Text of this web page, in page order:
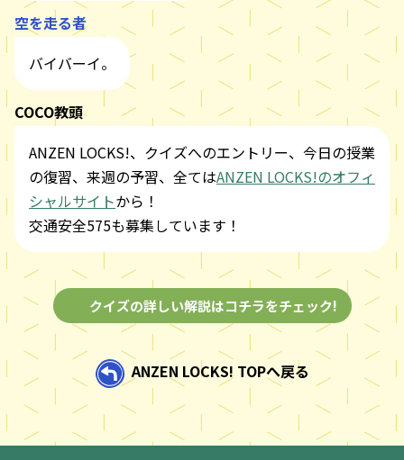
空を走る者
バイバーイ。
COCO教頭
ANZEN LOCKS!、クイズへのエントリー、今日の授業
の復習、来週の予習、全てはANZEN LOCKS!のオフィ
シャルサイトから！
交通安全575も募集しています！
クイズの詳しい解説はコチラをチェック!
ANZEN LOCKS! TOPへ戻る